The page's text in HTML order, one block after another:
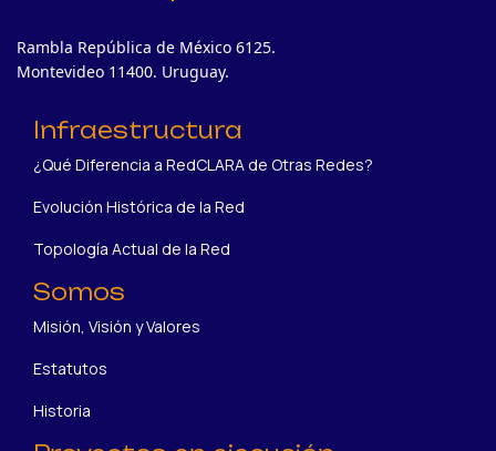
Rambla República de México 6125.
Montevideo 11400. Uruguay.
Infraestructura
¿Qué Diferencia a RedCLARA de Otras Redes?
Evolución Histórica de la Red
Topología Actual de la Red
Somos
Misión, Visión y Valores
Estatutos
Historia